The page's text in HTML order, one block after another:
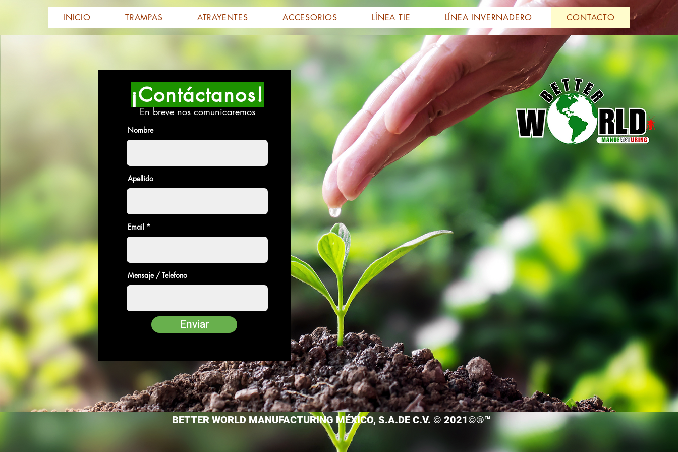
INICIO TRAMPAS ATRAYENTES ACCESORIOS LÍNEA TIE LÍNEA INVERNADERO CONTACTO
¡Contáctanos!
En breve nos comunicaremos
Nombre
Apellido
Email
Mensaje / Telefono
Enviar
BETTER WORLD MANUFACTURING MÉXICO, S.A.DE C.V. © 2021©®™